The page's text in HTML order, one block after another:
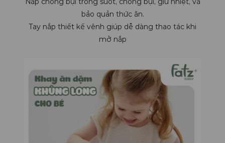
bảo quản thức ăn.
Tay nắp thiết kế vênh giúp dễ dàng thao tác khi
mở nắp